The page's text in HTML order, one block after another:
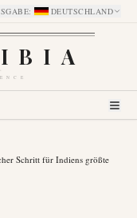
: DEUTSCHLAND
Schritt für Indiens größte